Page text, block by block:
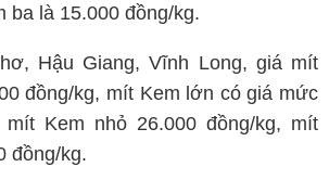
ba là 15.000 đồng/kg.
Hậu Giang, Vĩnh Long, giá mít
đồng/kg, mít Kem lớn có giá mức
mít Kem nhỏ 26.000 đồng/kg, mít
đồng/kg.